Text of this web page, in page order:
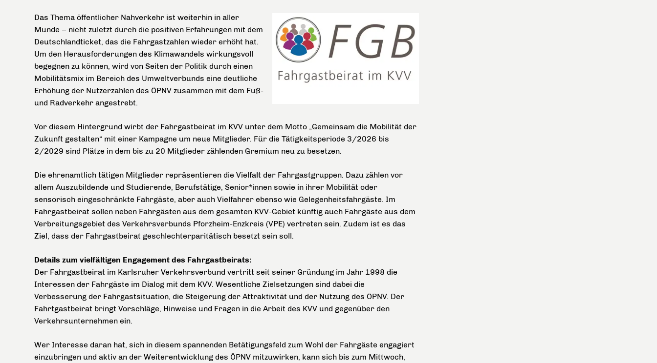
Das Thema öffentlicher Nahverkehr ist weiterhin in aller
Munde – nicht zuletzt durch die positiven Erfahrungen mit dem
Deutschlandticket, das die Fahrgastzahlen wieder erhöht hat.
Um den Herausforderungen des Klimawandels wirkungsvoll
begegnen zu können, wird von Seiten der Politik durch einen
Mobilitätsmix im Bereich des Umweltverbunds eine deutliche
Erhöhung der Nutzerzahlen des ÖPNV zusammen mit dem Fuß-
und Radverkehr angestrebt.
Vor diesem Hintergrund wirbt der Fahrgastbeirat im KVV unter dem Motto „Gemeinsam die Mobilität der
Zukunft gestalten“ mit einer Kampagne um neue Mitglieder. Für die Tätigkeitsperiode 3/2026 bis
2/2029 sind Plätze in dem bis zu 20 Mitglieder zählenden Gremium neu zu besetzen.
Die ehrenamtlich tätigen Mitglieder repräsentieren die Vielfalt der Fahrgastgruppen. Dazu zählen vor
allem Auszubildende und Studierende, Berufstätige, Senior*innen sowie in ihrer Mobilität oder
sensorisch eingeschränkte Fahrgäste, aber auch Vielfahrer ebenso wie Gelegenheitsfahrgäste. Im
Fahrgastbeirat sollen neben Fahrgästen aus dem gesamten KVV-Gebiet künftig auch Fahrgäste aus dem
Verbreitungsgebiet des Verkehrsverbunds Pforzheim-Enzkreis (VPE) vertreten sein. Zudem ist es das
Ziel, dass der Fahrgastbeirat geschlechterparitätisch besetzt sein soll.
Details zum vielfältigen Engagement des Fahrgastbeirats:
Der Fahrgastbeirat im Karlsruher Verkehrsverbund vertritt seit seiner Gründung im Jahr 1998 die
Interessen der Fahrgäste im Dialog mit dem KVV. Wesentliche Zielsetzungen sind dabei die
Verbesserung der Fahrgastsituation, die Steigerung der Attraktivität und der Nutzung des ÖPNV. Der
Fahrtgastbeirat bringt Vorschläge, Hinweise und Fragen in die Arbeit des KVV und gegenüber den
Verkehrsunternehmen ein.
Wer Interesse daran hat, sich in diesem spannenden Betätigungsfeld zum Wohl der Fahrgäste engagiert
einzubringen und aktiv an der Weiterentwicklung des ÖPNV mitzuwirken, kann sich bis zum Mittwoch,